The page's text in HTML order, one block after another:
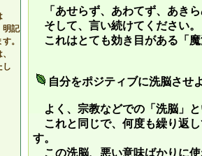
明記
。
し
「あせらず、あわてず、あき
そして、言い続けてください。
これはとても効き目がある「
自分をポジティブに洗脳させ
よく、宗教などでの「洗脳」
これと同じで、何度も繰り返
す。
この洗脳、悪い意味ばかりに